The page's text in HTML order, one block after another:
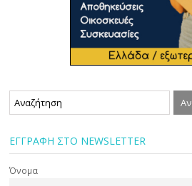
ΕΓΓΡΑΦΗ ΣΤΟ NEWSLETTER
Όνομα